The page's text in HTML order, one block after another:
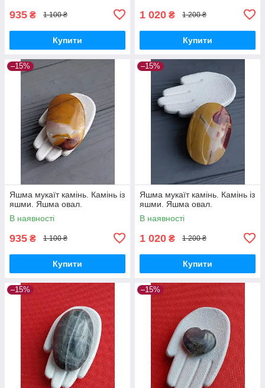
935 ₴ 1 100 ₴
Купити
1 020 ₴ 1 200 ₴
Купити
–15%
Яшма мукаїт камінь. Камінь із
яшми. Яшма овал.
В наявності
935 ₴ 1 100 ₴
Купити
–15%
Яшма мукаїт камінь. Камінь із
яшми. Яшма овал.
В наявності
1 020 ₴ 1 200 ₴
Купити
–15% –15%